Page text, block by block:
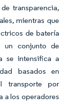
transparencia,
mientras que
de batería
un conjunto de
se intensifica a
basados en
transporte por
a los operadores